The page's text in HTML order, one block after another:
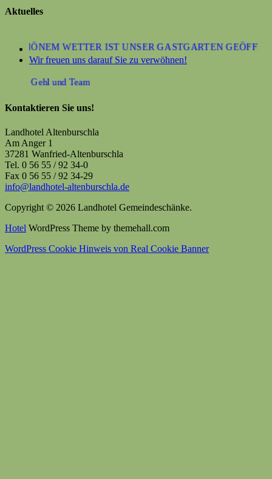
Aktuelles
WETTER IST UNSER GASTGARTEN
Wir freuen uns darauf Sie zu verwöhnen!
Gehl und Team
Kontaktieren Sie uns!
Landhotel Altenburschla
Am Anger 1
37281 Wanfried-Altenburschla
Tel. 0 56 55 / 92 34-0
Fax 0 56 55 / 92 34-29
info@landhotel-altenburschla.de
Copyright © 2026 Landhotel Gemeindeschänke.
Hotel WordPress Theme by themehall.com
WordPress Cookie Hinweis von Real Cookie Banner